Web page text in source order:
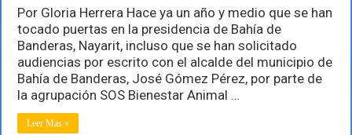
se
desentiende
del
exceso
de
población
canina
y
Por Gloria Herrera Hace ya un año y medio que se han
tocado puertas en la presidencia de Bahía de
Banderas, Nayarit, incluso que se han solicitado
audiencias por escrito con el alcalde del municipio de
Bahía de Banderas, José Gómez Pérez, por parte de
la agrupación SOS Bienestar Animal …
Leer Mas »